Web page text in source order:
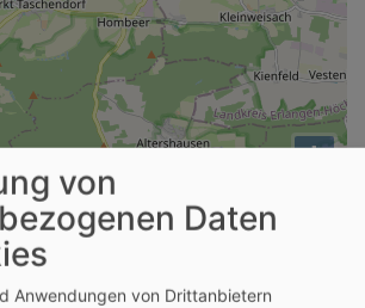
i
Burghaslach
von
Daten
Anwendungen von Drittanbietern